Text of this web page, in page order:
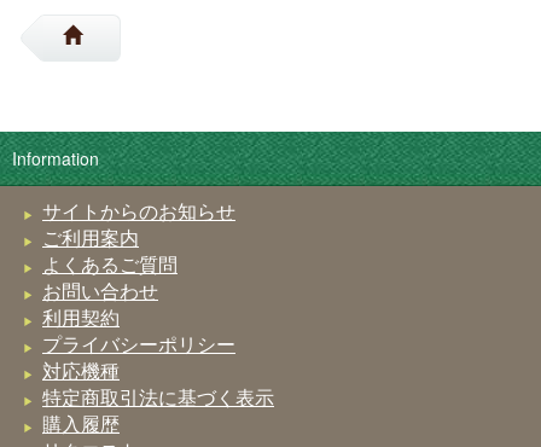
Information
サイトからのお知らせ
ご利用案内
よくあるご質問
お問い合わせ
利用契約
プライバシーポリシー
対応機種
特定商取引法に基づく表示
購入履歴